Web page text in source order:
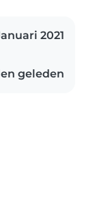
2021
geleden